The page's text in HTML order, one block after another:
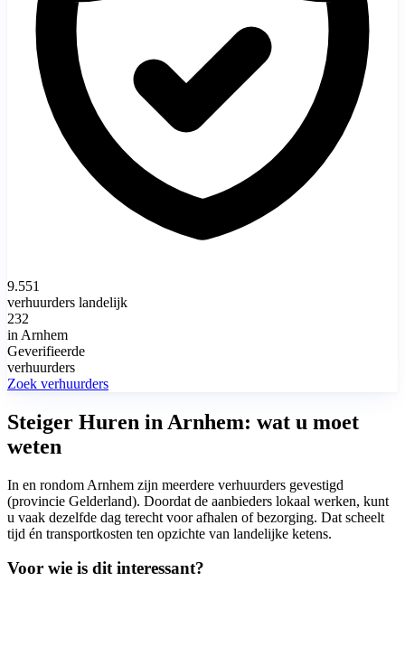
9.551
verhuurders landelijk
232
in Arnhem
Geverifieerde
verhuurders
Zoek verhuurders
Steiger Huren in Arnhem: wat u moet
weten
In en rondom Arnhem zijn meerdere verhuurders gevestigd
(provincie Gelderland). Doordat de aanbieders lokaal werken, kunt
u vaak dezelfde dag terecht voor afhalen of bezorging. Dat scheelt
tijd én transportkosten ten opzichte van landelijke ketens.
Voor wie is dit interessant?